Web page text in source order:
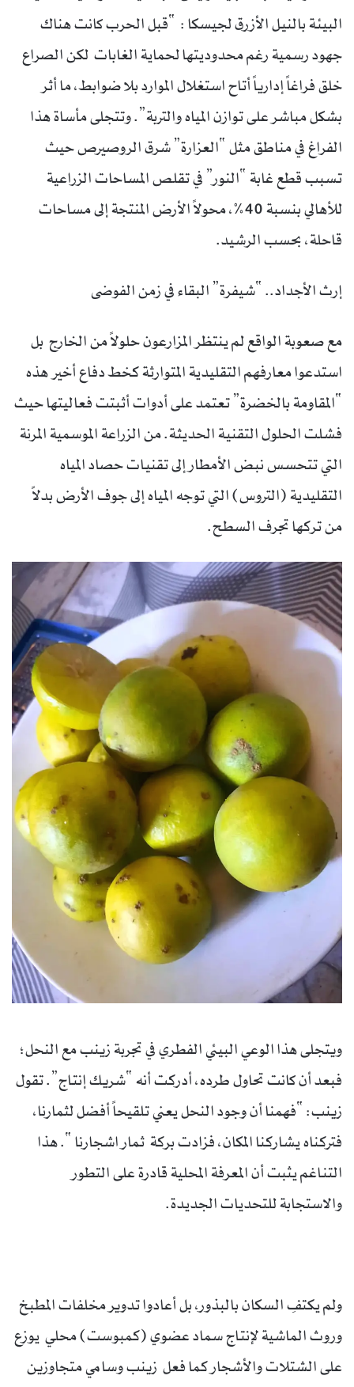
البيئة بالنيل الأزرق لجيسكا : “قبل الحرب كانت هناك
جهود رسمية رغم محدوديتها لحماية الغابات لكن الصراع
خلق فراغاً إدارياً أتاح استغلال الموارد بلا ضوابط، ما أثر
بشكل مباشر على توازن المياه والتربة”. وتتجلى مأساة هذا
الفراغ في مناطق مثل “العزارة” شرق الروصيرص حيث
تسبب قطع غابة “النور” في تقلص المساحات الزراعية
للأهالي بنسبة 40%، محولاً الأرض المنتجة إلى مساحات
قاحلة، بحسب الرشيد.
إرث الأجداد.. “شيفرة” البقاء في زمن الفوضى
مع صعوبة الواقع لم ينتظر المزارعون حلولاً من الخارج بل
استدعوا معارفهم التقليدية المتوارثة كخط دفاع أخير هذه
“المقاومة بالخضرة” تعتمد على أدوات أثبتت فعاليتها حيث
فشلت الحلول التقنية الحديثة. من الزراعة الموسمية المرنة
التي تتحسس نبض الأمطار إلى تقنيات حصاد المياه
التقليدية (التروس) التي توجه المياه إلى جوف الأرض بدلاً
من تركها تجرف السطح.
ويتجلى هذا الوعي البيئي الفطري في تجربة زينب مع النحل؛
فبعد أن كانت تحاول طرده، أدركت أنه “شريك إنتاج”. تقول
زينب: “فهمنا أن وجود النحل يعني تلقيحاً أفضل لثمارنا،
فتركناه يشاركنا المكان، فزادت بركة ثمار اشجارنا “. هذا
التناغم يثبت أن المعرفة المحلية قادرة على التطور
والاستجابة للتحديات الجديدة.
ولم يكتفِ السكان بالبذور، بل أعادوا تدوير مخلفات المطبخ
وروث الماشية لإنتاج سماد عضوي (كمبوست) محلي يوزع
على الشتلات والأشجار كما فعل زينب وسامي متجاوزين